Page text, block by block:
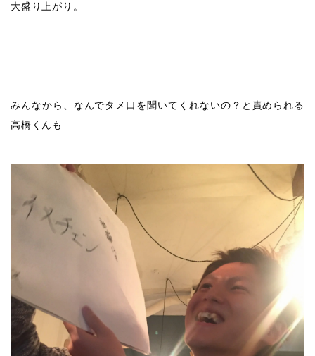
大盛り上がり。
みんなから、なんでタメ口を聞いてくれないの？と責められる
高橋くんも…